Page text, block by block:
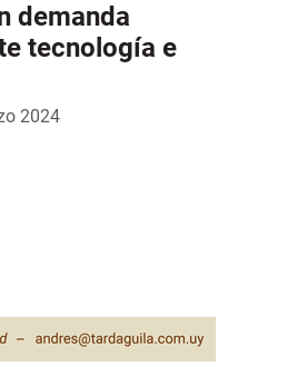
demanda
tecnología e
2024